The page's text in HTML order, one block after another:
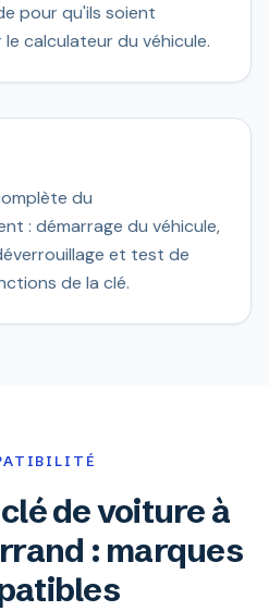
pour qu'ils soient
calculateur du véhicule.
du
: démarrage du véhicule,
et test de
de la clé.
de voiture à
: marques